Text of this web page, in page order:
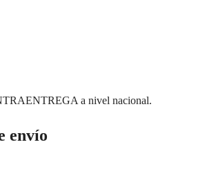
a nivel nacional.
envío